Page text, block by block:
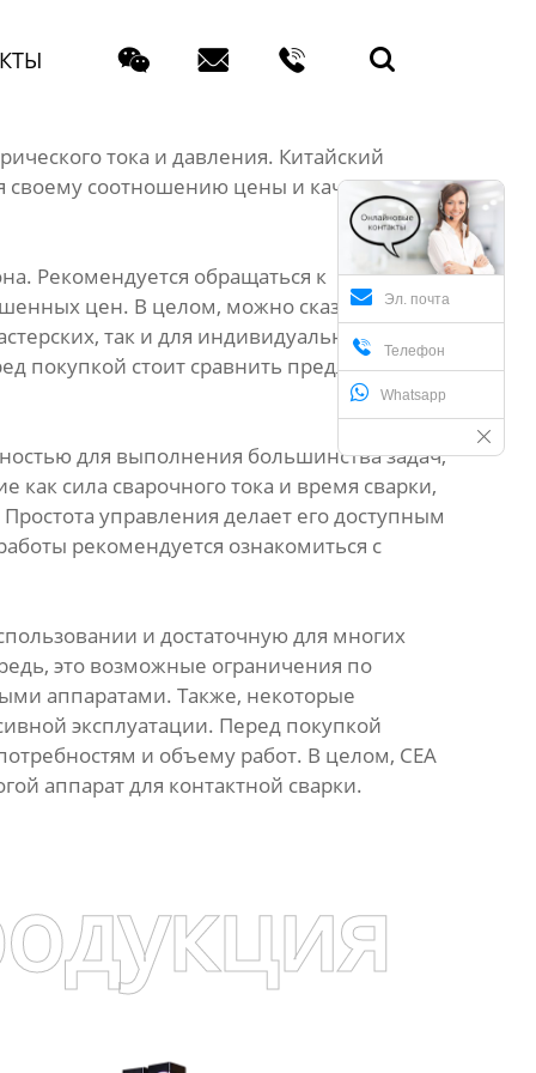
   
Эл. почта
 Телефон
Whatsapp
тока и давления. Китайский
своему соотношению цены и качества. Но
Рекомендуется обращаться к
цен. В целом, можно сказать, что
так и для индивидуального
покупкой стоит сравнить предложения
для выполнения большинства задач,
как сила сварочного тока и время сварки,
управления делает его доступным
рекомендуется ознакомиться с
и достаточную для многих
это возможные ограничения по
аппаратами. Также, некоторые
эксплуатации. Перед покупкой
и объему работ. В целом, CEA
аппарат для контактной сварки.